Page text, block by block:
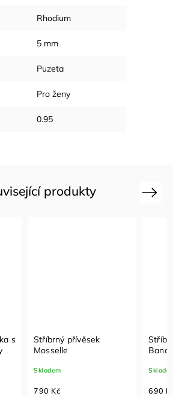
Rhodium
5 mm
Puzeta
Pro ženy
0.95
produkty
s
Stříbrný přívěsek
Mosselle
Skladem
790 Kč 690
Next